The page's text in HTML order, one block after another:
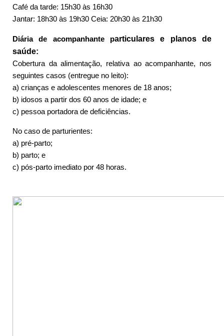
Café da tarde: 15h30 às 16h30
Jantar: 18h30 às 19h30 Ceia: 20h30 às 21h30
Diária de acompanhante particulares e planos de
saúde:
Cobertura da alimentação, relativa ao acompanhante, nos
seguintes casos (entregue no leito):
a) crianças e adolescentes menores de 18 anos;
b) idosos a partir dos 60 anos de idade; e
c) pessoa portadora de deficiências.
No caso de parturientes:
a) pré-parto;
b) parto; e
c) pós-parto imediato por 48 horas.